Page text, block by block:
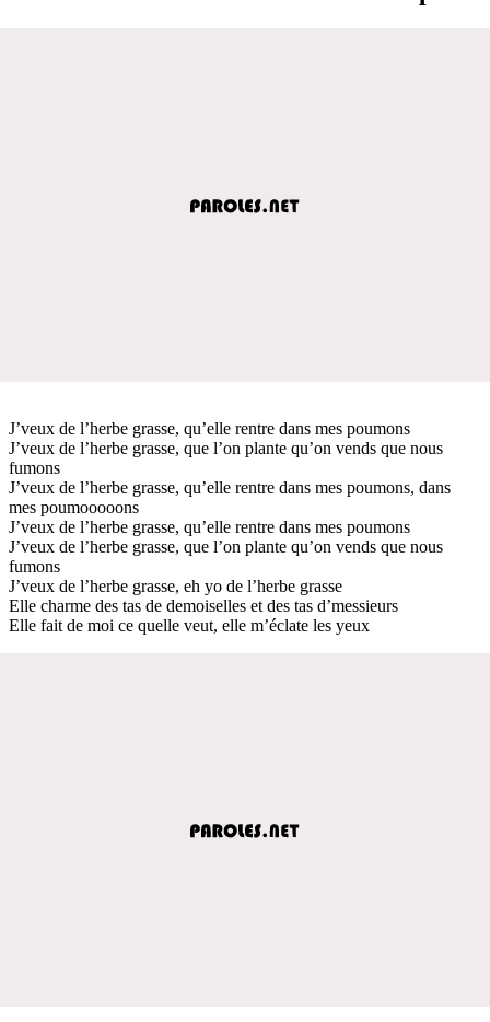
J’veux de l’herbe grasse, qu’elle rentre dans mes poumons
J’veux de l’herbe grasse, que l’on plante qu’on vends que nous
fumons
J’veux de l’herbe grasse, qu’elle rentre dans mes poumons, dans
mes poumooooons
J’veux de l’herbe grasse, qu’elle rentre dans mes poumons
J’veux de l’herbe grasse, que l’on plante qu’on vends que nous
fumons
J’veux de l’herbe grasse, eh yo de l’herbe grasse
Elle charme des tas de demoiselles et des tas d’messieurs
Elle fait de moi ce quelle veut, elle m’éclate les yeux